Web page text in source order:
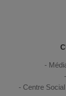
Centre